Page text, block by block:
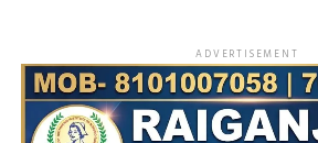
ADVERTISEMENT